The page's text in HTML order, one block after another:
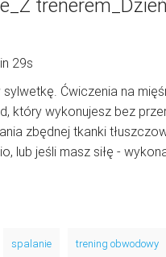
29s
sylwetkę. Ćwiczenia na
który wykonujesz bez
zbędnej tkanki
lub jeśli masz siłę -
spalanie trening obwodowy